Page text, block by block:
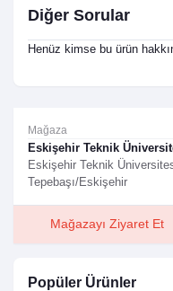
Mağaza
Eskişehir Teknik
Eskişehir Teknik
Tepebaşı/Eskişehir
Mağazayı Ziyaret Et
Popüler Ürünler
Diğer Sorular
Henüz kimse bu ürün